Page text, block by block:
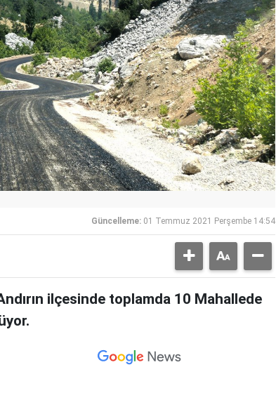
Güncelleme: 01 Temmuz 2021 Perşembe 14:54
ilçesinde toplamda 10 Mahallede